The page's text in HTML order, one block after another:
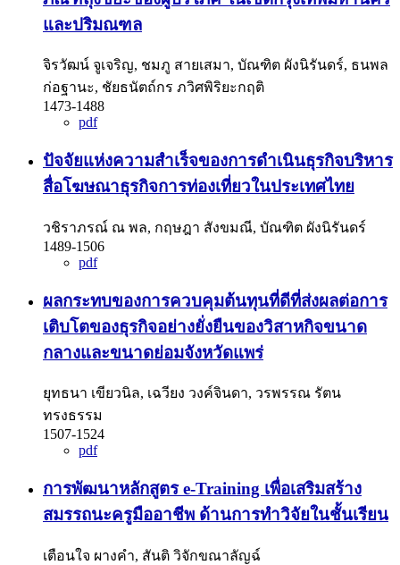
และปริมณฑล
จิรวัฒน์ จูเจริญ, ชมภู สายเสมา, บัณฑิต ผังนิรันดร์, ธนพล
ก่อฐานะ, ชัยธนัตถ์กร ภวิศพิริยะกฤติ
1473-1488
pdf
ปัจจัยแห่งความสำเร็จของการดำเนินธุรกิจบริหาร
สื่อโฆษณาธุรกิจการท่องเที่ยวในประเทศไทย
วชิราภรณ์ ณ พล, กฤษฎา สังขมณี, บัณฑิต ผังนิรันดร์
1489-1506
pdf
ผลกระทบของการควบคุมต้นทุนที่ดีที่ส่งผลต่อการ
เติบโตของธุรกิจอย่างยั่งยืนของวิสาหกิจขนาด
กลางและขนาดย่อมจังหวัดแพร่
ยุทธนา เขียวนิล, เฉวียง วงค์จินดา, วรพรรณ รัตน
ทรงธรรม
1507-1524
pdf
การพัฒนาหลักสูตร e-Training เพื่อเสริมสร้าง
สมรรถนะครูมืออาชีพ ด้านการทำวิจัยในชั้นเรียน
เตือนใจ ผางคำ, สันติ วิจักขณาลัญฉ์